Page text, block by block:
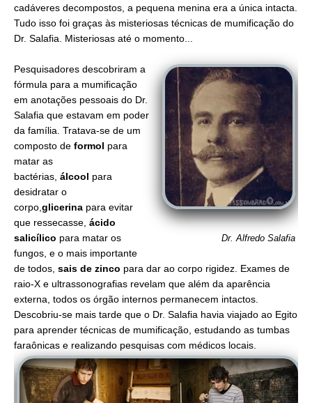
cadáveres decompostos, a pequena menina era a única intacta.
Tudo isso foi graças às misteriosas técnicas de mumificação do
Dr. Salafia. Misteriosas até o momento...
Dr. Alfredo Salafia
Pesquisadores descobriram a
fórmula para a mumificação
em anotações pessoais do Dr.
Salafia que estavam em poder
da família. Tratava-se de um
composto de formol para
matar as
bactérias, álcool para
desidratar o
corpo,glicerina para evitar
que ressecasse, ácido
salicílico para matar os
fungos, e o mais importante
de todos, sais de zinco para dar ao corpo rigidez. Exames de
raio-X e ultrassonografias revelam que além da aparência
externa, todos os órgão internos permanecem intactos.
Descobriu-se mais tarde que o Dr. Salafia havia viajado ao Egito
para aprender técnicas de mumificação, estudando as tumbas
faraônicas e realizando pesquisas com médicos locais.